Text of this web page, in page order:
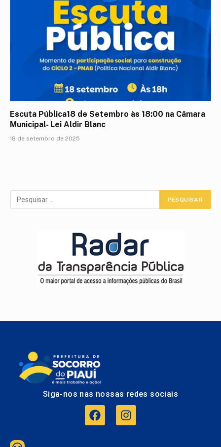
Escuta Pública18 de Setembro às 18:00 na Câmara
Municipal- Lei Aldir Blanc
18 de setembro de 2025
Siga-nos nas nossas redes sociais